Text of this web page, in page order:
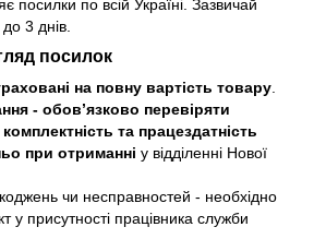
посилки по всій Україні. Зазвичай
3 днів.
посилок
на повну вартість товару.
- обовʼязково перевіряти
та працездатність
при отриманні у відділенні Нової
чи несправностей - необхідно
у присутності працівника служби